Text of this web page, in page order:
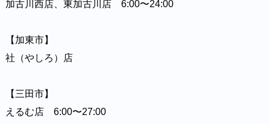
加古川西店、東加古川店 6:00〜24:00⁡⁡⁡⁡⁡
【加東市】⁡⁡⁡⁡⁡
社（やしろ）店⁡⁡⁡⁡⁡
【三田市】⁡⁡⁡⁡⁡
えるむ店 6:00〜27:00⁡⁡⁡⁡⁡